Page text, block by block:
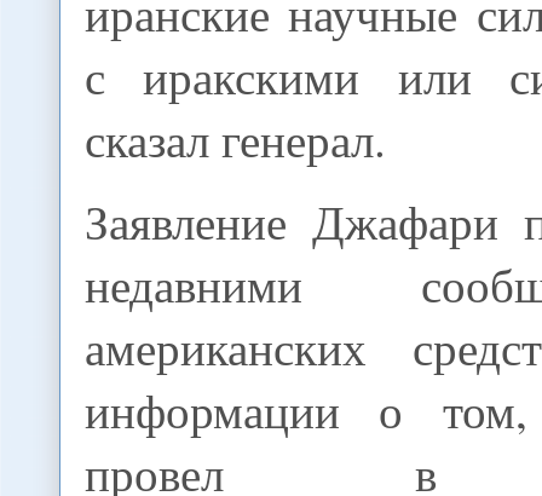
иранские научные
с иракскими или
сказал генерал.
Заявление Джафари
недавними
американских
информации о
провел в